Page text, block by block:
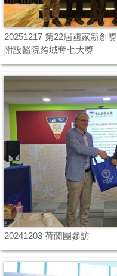
20251217 第22屆國家新創
附設醫院跨域奪七大獎
20241203 荷蘭團參訪